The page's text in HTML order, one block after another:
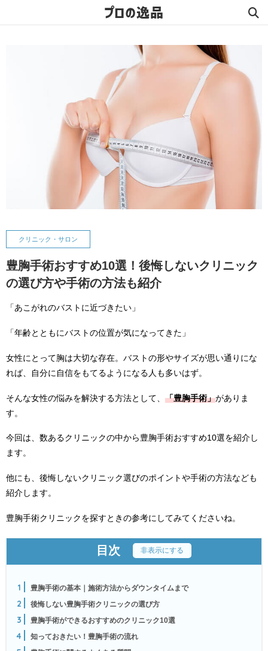
プロの逸品
クリニック・サロン
豊胸手術おすすめ10選！後悔しないクリニック
の選び方や手術の方法も紹介
「あこがれのバストに近づきたい」
「年齢とともにバストの位置が気になってきた」
女性にとって胸は大切な存在。バストの形やサイズが思い通りにな
れば、自分に自信をもてるようになる人も多いはず。
そんな女性の悩みを解決する方法として、 「豊胸手術」がありま
す。
今回は、数あるクリニックの中から豊胸手術おすすめ10選を紹介し
ます。
他にも、後悔しないクリニック選びのポイントや手術の方法なども
紹介します。
豊胸手術クリニックを探すときの参考にしてみてくださいね。
目次 非表示にする
1 豊胸手術の基本｜施術方法からダウンタイムまで
2 後悔しない豊胸手術クリニックの選び方
3 豊胸手術ができるおすすめのクリニック10選
4 知っておきたい！豊胸手術の流れ